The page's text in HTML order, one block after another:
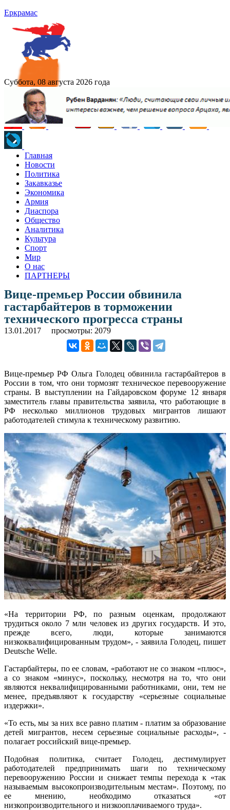
Еркрамас
Суббота, 08 августа 2026 года
Главная
Новости
Политика
Закавказье
Экономика
Армия
Диаспора
Общество
Аналитика
Культура
Спорт
Мир
О нас
ПАРТНЕРЫ
Вице-премьер России обвинила
гастарбайтеров в торможении
технического прогресса страны
13.01.2017 просмотры: 2079
Вице-премьер РФ Ольга Голодец обвинила гастарбайтеров в
России в том, что они тормозят техническое перевооружение
страны. В выступлении на Гайдаровском форуме 12 января
заместитель главы правительства заявила, что работающие в
РФ несколько миллионов трудовых мигрантов лишают
работодателей стимула к техническому развитию.
«На территории РФ, по разным оценкам, продолжают
трудиться около 7 млн человек из других государств. И это,
прежде всего, люди, которые занимаются
низкоквалифицированным трудом», - заявила Голодец, пишет
Deutsche Welle.
Гастарбайтеры, по ее словам, «работают не со знаком «плюс»,
а со знаком «минус», поскольку, несмотря на то, что они
являются неквалифицированными работниками, они, тем не
менее, предъявляют к государству «серьезные социальные
издержки».
«То есть, мы за них все равно платим - платим за образование
детей мигрантов, несем серьезные социальные расходы», -
полагает российский вице-премьер.
Подобная политика, считает Голодец, дестимулирует
работодателей предпринимать шаги по техническому
перевооружению России и снижает темпы перехода к «так
называемым высокопроизводительным местам». Поэтому, по
ее мнению, необходимо отказаться «от
низкопроизводительного и низкооплачиваемого труда».